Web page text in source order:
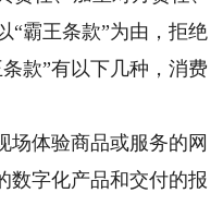
“霸王条款”为由，拒绝
款”有以下几种，消费
体验商品或服务的网
数字化产品和交付的报